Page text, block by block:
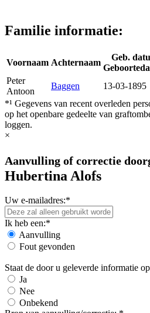
Familie informatie:
Voornaam Achternaam
Geb.
Peter
Antoon
Baggen 13-03-1895
*¹ Gegevens van recent overleden
op het openbare gedeelte van
loggen.
×
Aanvulling of correctie
Hubertina Alofs
Uw e-mailadres:*
Ik heb een:*
Aanvulling
Fout gevonden
Staat de door u geleverde informatie
Ja
Nee
Onbekend